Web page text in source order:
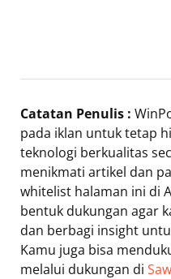
Catatan Penulis :
pada iklan untuk tetap
teknologi berkualitas
menikmati artikel dan
whitelist halaman ini di
bentuk dukungan agar
dan berbagi insight
Kamu juga bisa
melalui dukungan di